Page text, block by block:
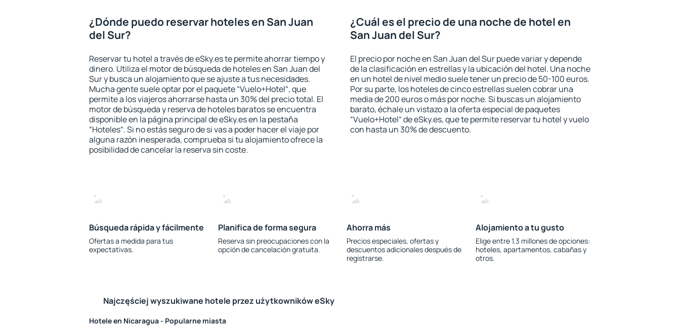
¿Dónde puedo reservar hoteles en San Juan
del Sur?
Reservar tu hotel a través de eSky.es te permite ahorrar tiempo y
dinero. Utiliza el motor de búsqueda de hoteles en San Juan del
Sur y busca un alojamiento que se ajuste a tus necesidades.
Mucha gente suele optar por el paquete “Vuelo+Hotel“, que
permite a los viajeros ahorrarse hasta un 30% del precio total. El
motor de búsqueda y reserva de hoteles baratos se encuentra
disponible en la página principal de eSky.es en la pestaña
“Hoteles“. Si no estás seguro de si vas a poder hacer el viaje por
alguna razón inesperada, comprueba si tu alojamiento ofrece la
posibilidad de cancelar la reserva sin coste.
¿Cuál es el precio de una noche de hotel en
San Juan del Sur?
El precio por noche en San Juan del Sur puede variar y depende
de la clasificación en estrellas y la ubicación del hotel. Una noche
en un hotel de nivel medio suele tener un precio de 50-100 euros.
Por su parte, los hoteles de cinco estrellas suelen cobrar una
media de 200 euros o más por noche. Si buscas un alojamiento
barato, échale un vistazo a la oferta especial de paquetes
“Vuelo+Hotel“ de eSky.es, que te permite reservar tu hotel y vuelo
con hasta un 30% de descuento.
Búsqueda rápida y fácilmente
Ofertas a medida para tus
expectativas.
Planifica de forma segura
Reserva sin preocupaciones con la
opción de cancelación gratuita.
Ahorra más
Precios especiales, ofertas y
descuentos adicionales después de
registrarse.
Alojamiento a tu gusto
Elige entre 1.3 millones de opciones:
hoteles, apartamentos, cabañas y
otros.
Najczęściej wyszukiwane hotele przez użytkowników eSky
Hotele en Nicaragua - Popularne miasta